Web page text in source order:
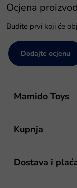
Ocjena
Budite prvi koji će
Dodajte ocjenu
Mamido Toys
Kupnja
Dostava i